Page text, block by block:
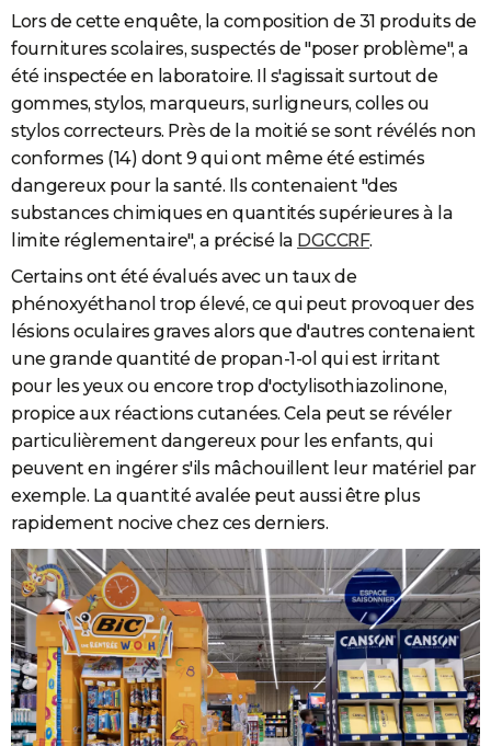
Lors de cette enquête, la composition de 31 produits de
fournitures scolaires, suspectés de "poser problème", a
été inspectée en laboratoire. Il s'agissait surtout de
gommes, stylos, marqueurs, surligneurs, colles ou
stylos correcteurs. Près de la moitié se sont révélés non
conformes (14) dont 9 qui ont même été estimés
dangereux pour la santé. Ils contenaient "des
substances chimiques en quantités supérieures à la
limite réglementaire", a précisé la DGCCRF.
Certains ont été évalués avec un taux de
phénoxyéthanol trop élevé, ce qui peut provoquer des
lésions oculaires graves alors que d'autres contenaient
une grande quantité de propan-1-ol qui est irritant
pour les yeux ou encore trop d'octylisothiazolinone,
propice aux réactions cutanées. Cela peut se révéler
particulièrement dangereux pour les enfants, qui
peuvent en ingérer s'ils mâchouillent leur matériel par
exemple. La quantité avalée peut aussi être plus
rapidement nocive chez ces derniers.